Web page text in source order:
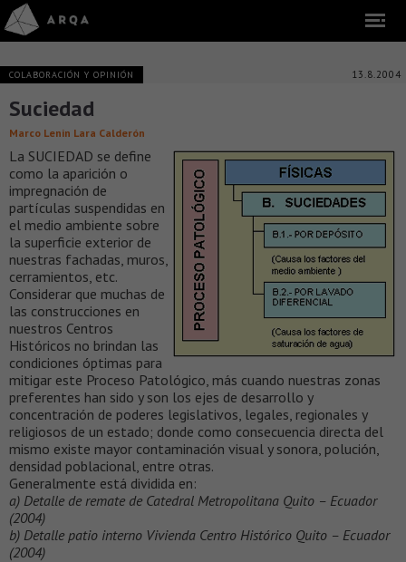
COLABORACIÓN Y OPINIÓN 13.8.2004
Suciedad
Marco Lenin Lara Calderón
La SUCIEDAD se define
como la aparición o
impregnación de
partículas suspendidas en
el medio ambiente sobre
la superficie exterior de
nuestras fachadas, muros,
cerramientos, etc.
Considerar que muchas de
las construcciones en
nuestros Centros
Históricos no brindan las
condiciones óptimas para
mitigar este Proceso Patológico, más cuando nuestras zonas
preferentes han sido y son los ejes de desarrollo y
concentración de poderes legislativos, legales, regionales y
religiosos de un estado; donde como consecuencia directa del
mismo existe mayor contaminación visual y sonora, polución,
densidad poblacional, entre otras.
Generalmente está dividida en:
a) Detalle de remate de Catedral Metropolitana Quito – Ecuador
(2004)
b) Detalle patio interno Vivienda Centro Histórico Quito – Ecuador
(2004)